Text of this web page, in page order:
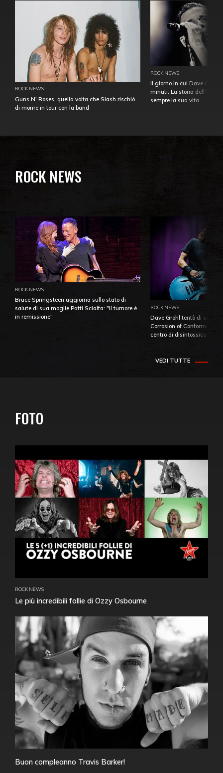
ROCK NEWS
Guns N' Roses, quella volta che Slash rischiò
di morire in tour con la band
ROCK NEWS
Il giorno in cui Dave
minuti. La storia
sempre la sua vita
ROCK NEWS
ROCK NEWS
Bruce Springsteen aggiorna sullo stato di
salute di sua moglie Patti Scialfa: "Il tumore è
in remissione"
ROCK NEWS
Dave Grohl tentò di
Corrosion of Conformity
centro di
VEDI TUTTE
FOTO
ROCK NEWS
Le più incredibili follie di Ozzy Osbourne
Buon compleanno Travis Barker!